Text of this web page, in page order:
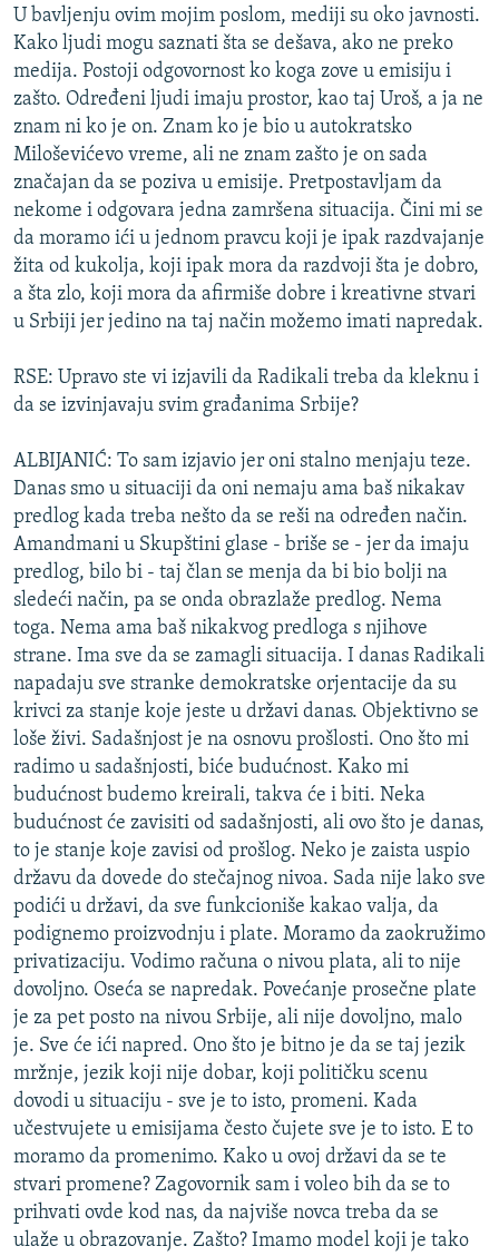
U bavljenju ovim mojim poslom, mediji su oko javnosti.
Kako ljudi mogu saznati šta se dešava, ako ne preko
medija. Postoji odgovornost ko koga zove u emisiju i
zašto. Određeni ljudi imaju prostor, kao taj Uroš, a ja ne
znam ni ko je on. Znam ko je bio u autokratsko
Miloševićevo vreme, ali ne znam zašto je on sada
značajan da se poziva u emisije. Pretpostavljam da
nekome i odgovara jedna zamršena situacija. Čini mi se
da moramo ići u jednom pravcu koji je ipak razdvajanje
žita od kukolja, koji ipak mora da razdvoji šta je dobro,
a šta zlo, koji mora da afirmiše dobre i kreativne stvari
u Srbiji jer jedino na taj način možemo imati napredak.
RSE: Upravo ste vi izjavili da Radikali treba da kleknu i
da se izvinjavaju svim građanima Srbije?
ALBIJANIĆ: To sam izjavio jer oni stalno menjaju teze.
Danas smo u situaciji da oni nemaju ama baš nikakav
predlog kada treba nešto da se reši na određen način.
Amandmani u Skupštini glase - briše se - jer da imaju
predlog, bilo bi - taj član se menja da bi bio bolji na
sledeći način, pa se onda obrazlaže predlog. Nema
toga. Nema ama baš nikakvog predloga s njihove
strane. Ima sve da se zamagli situacija. I danas Radikali
napadaju sve stranke demokratske orjentacije da su
krivci za stanje koje jeste u državi danas. Objektivno se
loše živi. Sadašnjost je na osnovu prošlosti. Ono što mi
radimo u sadašnjosti, biće budućnost. Kako mi
budućnost budemo kreirali, takva će i biti. Neka
budućnost će zavisiti od sadašnjosti, ali ovo što je danas,
to je stanje koje zavisi od prošlog. Neko je zaista uspio
državu da dovede do stečajnog nivoa. Sada nije lako sve
podići u državi, da sve funkcioniše kakao valja, da
podignemo proizvodnju i plate. Moramo da zaokružimo
privatizaciju. Vodimo računa o nivou plata, ali to nije
dovoljno. Oseća se napredak. Povećanje prosečne plate
je za pet posto na nivou Srbije, ali nije dovoljno, malo
je. Sve će ići napred. Ono što je bitno je da se taj jezik
mržnje, jezik koji nije dobar, koji političku scenu
dovodi u situaciju - sve je to isto, promeni. Kada
učestvujete u emisijama često čujete sve je to isto. E to
moramo da promenimo. Kako u ovoj državi da se te
stvari promene? Zagovornik sam i voleo bih da se to
prihvati ovde kod nas, da najviše novca treba da se
ulaže u obrazovanje. Zašto? Imamo model koji je tako